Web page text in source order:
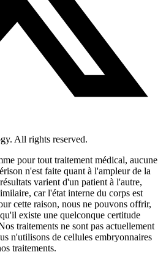
All rights reserved.
pour tout traitement médical, aucune
n'est faite quant à l'ampleur de la
varient d'un patient à l'autre,
car l'état interne du corps est
cette raison, nous ne pouvons offrir,
existe une quelconque certitude
traitements ne sont pas actuellement
n'utilisons de cellules embryonnaires
traitements.